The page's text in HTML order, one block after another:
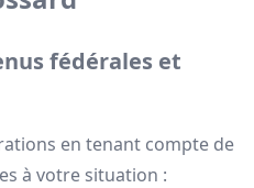
fédérales et
en tenant compte de
à votre situation :